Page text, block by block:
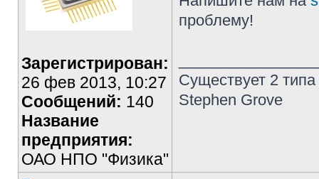
Зарегистрирован:
26 фев 2013, 10:27
Сообщений: 140
Название
предприятия:
ОАО НПО "Физика"
проблему!
Существует 2
Stephen Grove